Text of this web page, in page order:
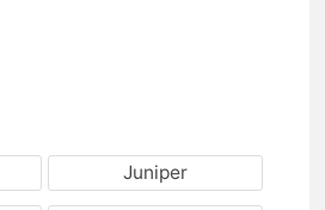
Juniper